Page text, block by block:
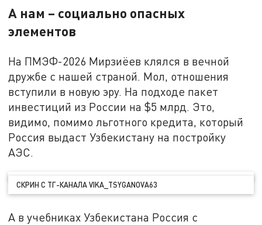
А нам – социально опасных
элементов
На ПМЭФ-2026 Мирзиёев клялся в вечной
дружбе с нашей страной. Мол, отношения
вступили в новую эру. На подходе пакет
инвестиций из России на $5 млрд. Это,
видимо, помимо льготного кредита, который
Россия выдаст Узбекистану на постройку
АЭС.
СКРИН С ТГ-КАНАЛА VIKA_TSYGANOVA63
А в учебниках Узбекистана Россия с